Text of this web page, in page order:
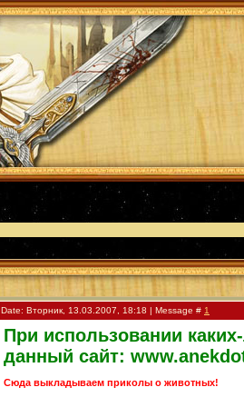
Date: Вторник, 13.03.2007, 18:18 | Message # 1
При использовании
данный сайт:
Сюда выкладываем приколы о животных!